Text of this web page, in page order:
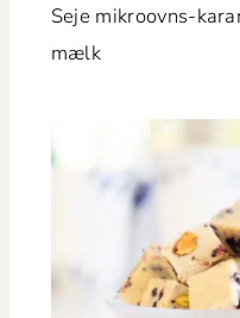
Seje mikroovns-
mælk